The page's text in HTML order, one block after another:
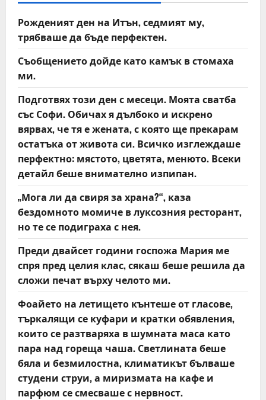
g
a
t
i
o
n
Рожденият ден на Итън, седмият му,
трябваше да бъде перфектен.
Съобщението дойде като камък в стомаха
ми.
Подготвях този ден с месеци. Моята сватба
със Софи. Обичах я дълбоко и искрено
вярвах, че тя е жената, с която ще прекарам
остатъка от живота си. Всичко изглеждаше
перфектно: мястото, цветята, менюто. Всеки
детайл беше внимателно изпипан.
„Мога ли да свиря за храна?“, каза
бездомното момиче в луксозния ресторант,
но те се подиграха с нея.
Преди двайсет години госпожа Мария ме
спря пред целия клас, сякаш беше решила да
сложи печат върху челото ми.
Фоайето на летището кънтеше от гласове,
търкалящи се куфари и кратки обявления,
които се разтваряха в шумната маса като
пара над гореща чаша. Светлината беше
бяла и безмилостна, климатикът бълваше
студени струи, а миризмата на кафе и
парфюм се смесваше с нервност.